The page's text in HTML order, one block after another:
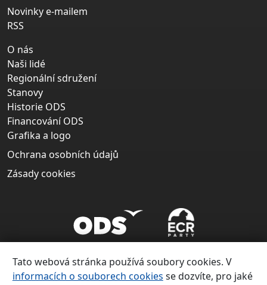
Novinky e-mailem
RSS
O nás
Naši lidé
Regionální sdružení
Stanovy
Historie ODS
Financování ODS
Grafika a logo
Ochrana osobních údajů
Zásady cookies
Tato webová stránka používá soubory cookies. V
informacích o souborech cookies se dozvíte, pro jaké